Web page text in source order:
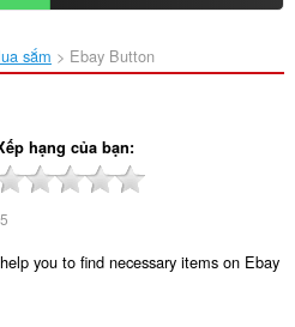
sắm Ebay Button‎
hạng của bạn
you to find necessary items on Ebay